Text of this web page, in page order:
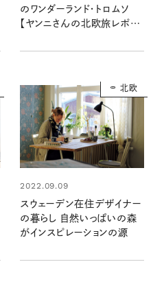
のワンダーランド・トロムソ
【ヤンニさんの北欧旅レポー
北欧
2022.09.09
スウェーデン在住デザイナー
の暮らし 自然いっぱいの森
がインスピレーションの源